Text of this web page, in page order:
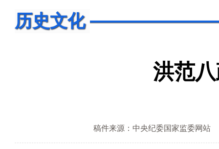
历史文化
洪范
稿件来源：中央纪委国家监委网站